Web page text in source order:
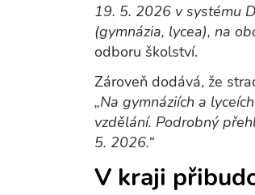
19. 5. 2026 v systému
(gymnázia, lycea), na
odboru školství.
Zároveň dodává, že
„Na gymnáziích a
vzdělání. Podrobný
5. 2026.“
V kraji